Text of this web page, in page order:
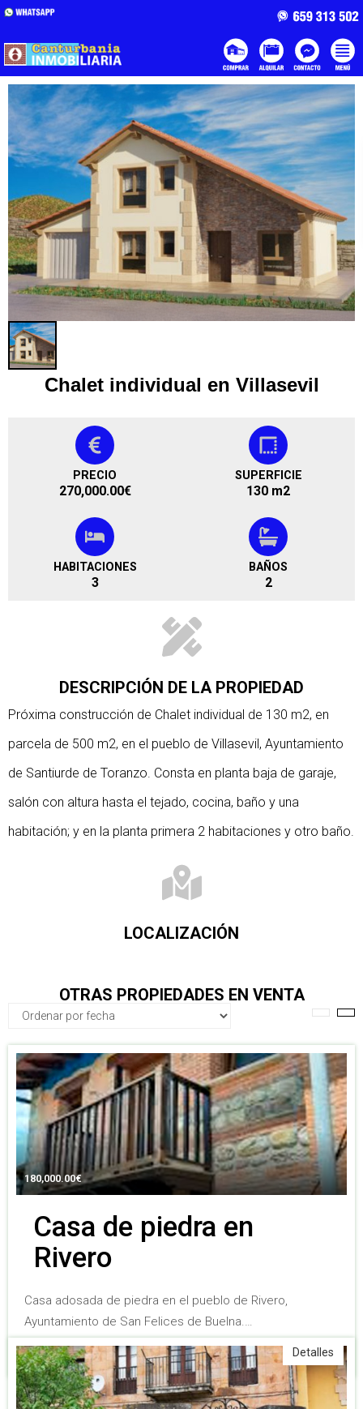
Chalet individual en Villasevil
PRECIO
270,000.00€
SUPERFICIE
130 m2
HABITACIONES
3
BAÑOS
2
DESCRIPCIÓN DE LA PROPIEDAD
Próxima construcción de Chalet individual de 130 m2, en
parcela de 500 m2, en el pueblo de Villasevil, Ayuntamiento
de Santiurde de Toranzo. Consta en planta baja de garaje,
salón con altura hasta el tejado, cocina, baño y una
habitación; y en la planta primera 2 habitaciones y otro baño.
LOCALIZACIÓN
OTRAS PROPIEDADES EN VENTA
180,000.00€
Casa de piedra en
Rivero
Casa adosada de piedra en el pueblo de Rivero,
Ayuntamiento de San Felices de Buelna.…
5 3 156 m2 Detalles